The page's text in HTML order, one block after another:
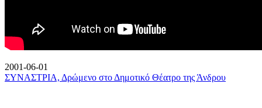
2001-06-01
ΣΥΝΑΣΤΡΙΑ, Δρώμενο στο Δημοτικό Θέατρο της Άνδρου